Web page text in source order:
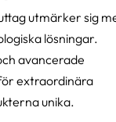
utmärker sig
lösningar.
avancerade
extraordinära
unika.